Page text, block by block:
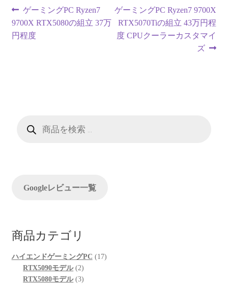
投
稿
シ
前
の
投
ゲーミングPC Ryzen7
9700X RTX5080の組立 37万
円程度
次
の
投
ゲーミングPC Ryzen7 9700X
RTX5070Tiの組立 43万円程
度 CPUクーラーカスタマイ
ズ
Googleレビュー一覧
商品カテゴリ
ハイエンドゲーミングPC 1717
RTX5090モデル 22
個
RTX5080モデル 33